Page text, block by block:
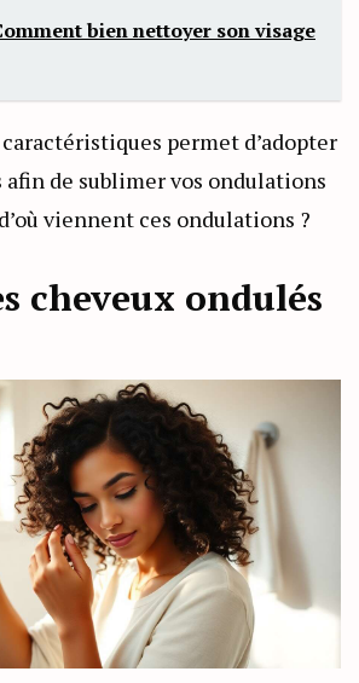
bien nettoyer son visage
permet d’adopter
afin de sublimer vos ondulations
viennent ces ondulations ?
cheveux ondulés